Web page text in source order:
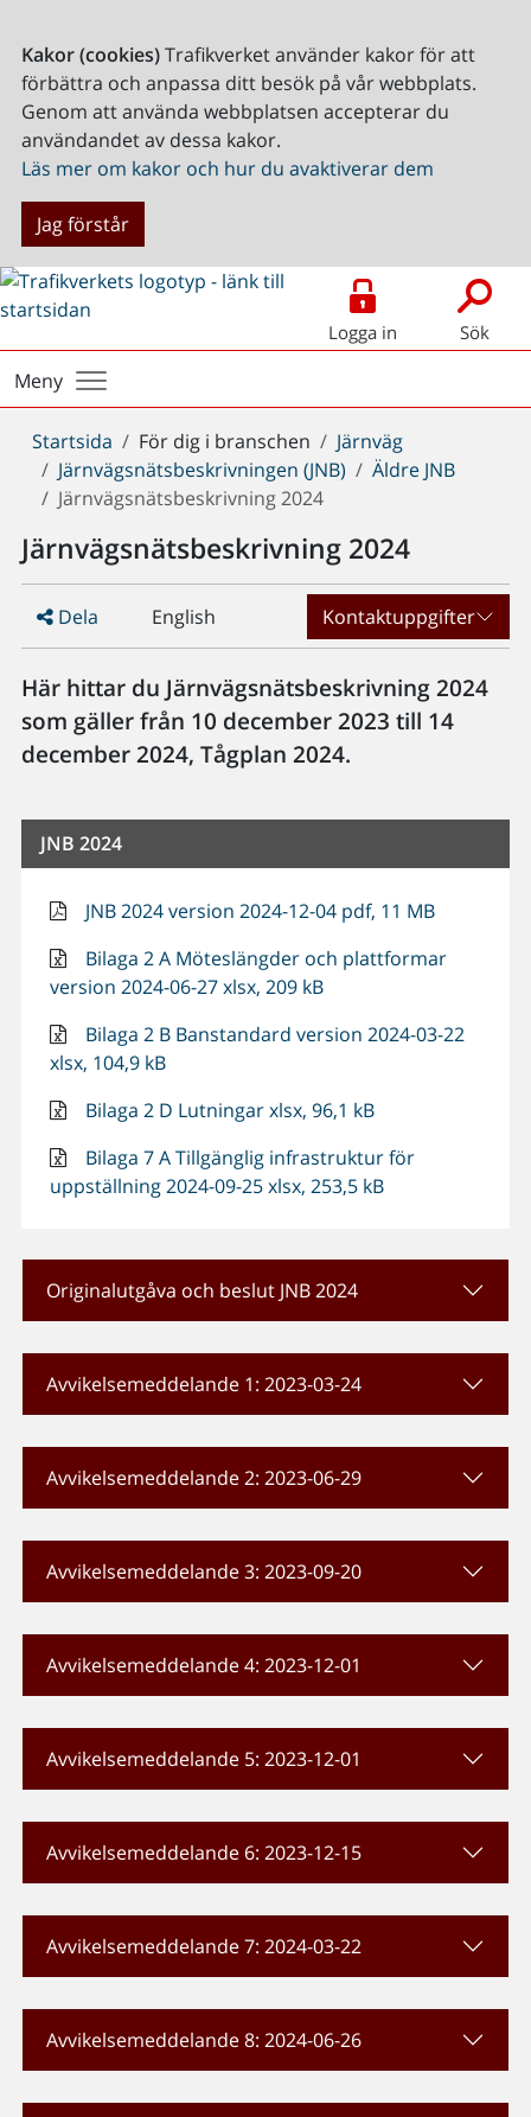
Kakor (cookies)Trafikverket använder kakor för att
förbättra och anpassa ditt besök på vår webbplats.
Genom att använda webbplatsen accepterar du
användandet av dessa kakor.
Läs mer om kakor och hur du avaktiverar dem
Jag förstår
Logga in Sök
Meny
Du
är
här:
Startsida För dig i branschen
Järnväg
Järnvägsnätsbeskrivningen (JNB)
Äldre JNB
Järnvägsnätsbeskrivning 2024
Järnvägsnätsbeskrivning 2024
Dela English Kontaktuppgifter
Här hittar du Järnvägsnätsbeskrivning 2024
som gäller från 10 december 2023 till 14
december 2024, Tågplan 2024.
JNB 2024
JNB 2024 version 2024-12-04 pdf, 11 MB
Bilaga 2 A Möteslängder och plattformar
version 2024-06-27 xlsx, 209 kB
Bilaga 2 B Banstandard version 2024-03-22
xlsx, 104,9 kB
Bilaga 2 D Lutningar xlsx, 96,1 kB
Bilaga 7 A Tillgänglig infrastruktur för
uppställning 2024-09-25 xlsx, 253,5 kB
Originalutgåva och beslut JNB 2024
Avvikelsemeddelande 1: 2023-03-24
Avvikelsemeddelande 2: 2023-06-29
Avvikelsemeddelande 3: 2023-09-20
Avvikelsemeddelande 4: 2023-12-01
Avvikelsemeddelande 5: 2023-12-01
Avvikelsemeddelande 6: 2023-12-15
Avvikelsemeddelande 7: 2024-03-22
Avvikelsemeddelande 8: 2024-06-26